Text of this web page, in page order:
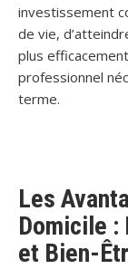
investissement
de vie,
plus
professionnel
terme.
Les
Domicile :
et Bien-